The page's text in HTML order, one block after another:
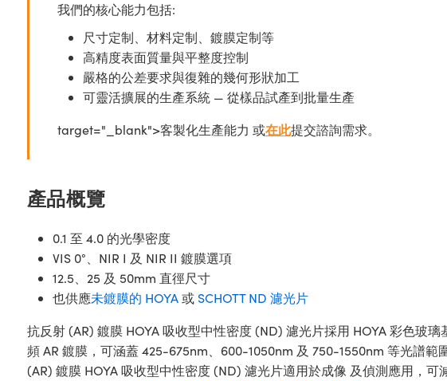
我們的核心能力包括:
尺寸定制、材料定制、鍍膜定制等
高精度表面質量與平整度控制
嚴格的公差要求與復雜的幾何形狀加工
可靈活擴展的生產系統 — 從樣品試產到批量生產
target="_blank">客製化生產能力 或在此提交諮詢需求。
產品概覽
0.1 至 4.0 的光學密度
VIS 0°、NIR I 及 NIR II 鍍膜選項
12.5、25 及 50mm 直徑尺寸
也供應未鍍膜的 HOYA或 SCHOTT ND 濾光片
抗反射 (AR) 鍍膜 HOYA 吸收型中性密度 (ND) 濾光片採用 HOYA 彩色玻
頻 AR 鍍膜，可涵蓋 425-675nm、600-1050nm 及 750-1550nm 等光譜
(AR) 鍍膜 HOYA 吸收型中性密度 (ND) 濾光片適用於成像 及偵測應用，